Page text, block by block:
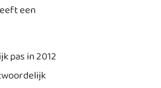
een
pas in 2012